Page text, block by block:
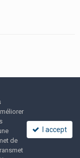
domestique
de
I accept